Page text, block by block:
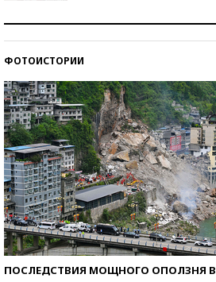
ФОТОИСТОРИИ
ПОСЛЕДСТВИЯ МОЩНОГО ОПОЛЗНЯ